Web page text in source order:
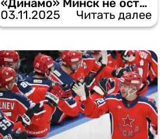
«Динамо» Минск не оставляет шансов ЦСКА на своем льду.
03.11.2025
Читать далее